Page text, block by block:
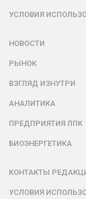
УСЛОВИЯ
НОВОСТИ
РЫНОК
ВЗГЛЯД ИЗНУТРИ
АНАЛИТИКА
ПРЕДПРИЯТИЯ ЛПК
БИОЭНЕРГЕТИКА
КОНТАКТЫ
УСЛОВИЯ